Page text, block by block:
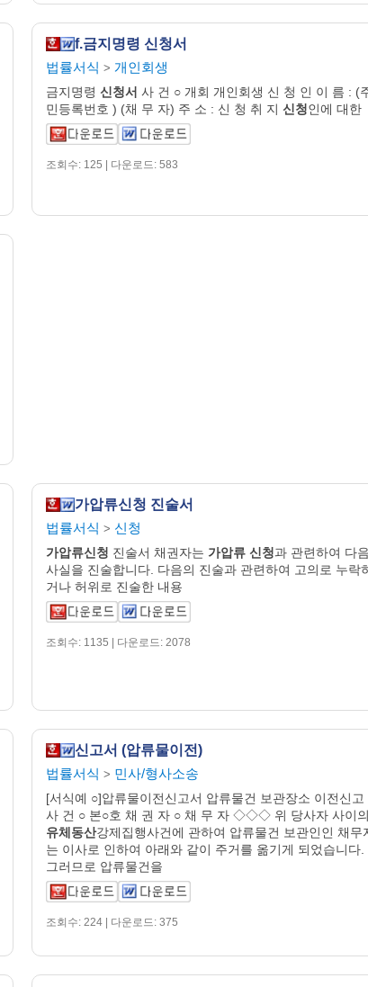
f.금지명령 신청서
법률서식 > 개인회생
금지명령 신청서 사 건 ○ 개회 개인회생 신 청 인 이 름 : (
민등록번호 ) (채 무 자) 주 소 : 신 청 취 지 신청인에 대한
조회수: 125 | 다운로드: 583
가압류신청 진술서
법률서식 > 신청
가압류신청 진술서 채권자는 가압류 신청과 관련하여 다음
사실을 진술합니다. 다음의 진술과 관련하여 고의로 누락
거나 허위로 진술한 내용
조회수: 1135 | 다운로드: 2078
신고서 (압류물이전)
법률서식 > 민사/형사소송
[서식예 ○]압류물이전신고서 압류물건 보관장소 이전신고
사 건 ○ 본○호 채 권 자 ○ 채 무 자 ◇◇◇ 위 당사자 사이의
유체동산강제집행사건에 관하여 압류물건 보관인인 채무
는 이사로 인하여 아래와 같이 주거를 옮기게 되었습니다.
그러므로 압류물건을
조회수: 224 | 다운로드: 375